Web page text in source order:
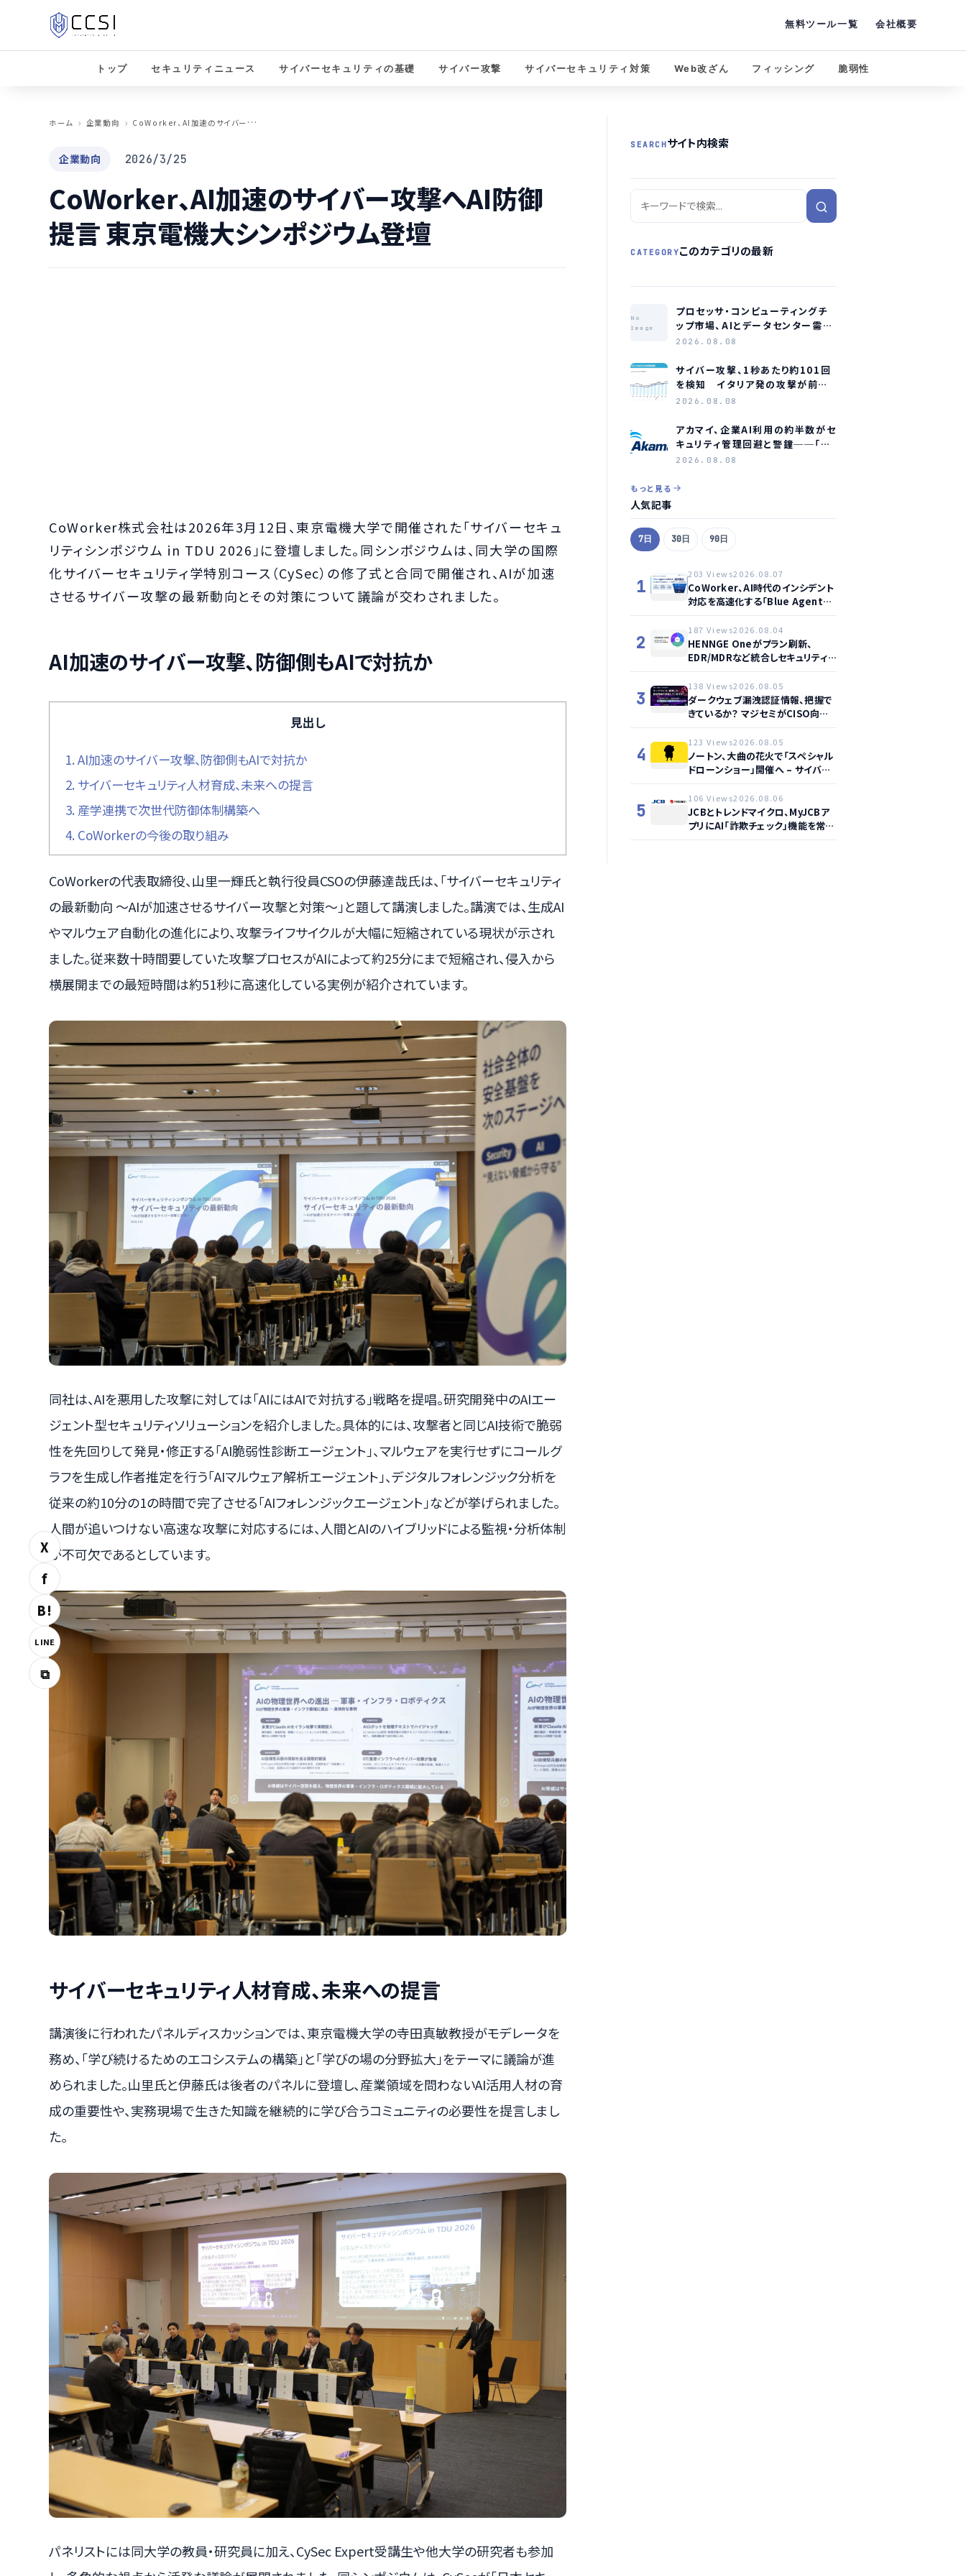
無料ツール一覧 会社概要
トップ セキュリティニュース サイバーセキュリティの基礎 サイバー攻撃 サイバーセキュリティ対策 Web改ざん フィッシング 脆弱性
ホーム
企業動向 C
oWorker、AI加速のサイバー攻撃へAI防御提言 東京電機大シンポジウム登壇
X
f
B!
LINE
⧉
企業動向 2026/3/25
CoWorker、AI加速のサイバー攻撃へAI防御
提言 東京電機大シンポジウム登壇
CoWorker株式会社は2026年3月12日、東京電機大学で開催された「サイバーセキュ
リティシンポジウム in TDU 2026」に登壇しました。同シンポジウムは、同大学の国際
化サイバーセキュリティ学特別コース（CySec）の修了式と合同で開催され、AIが加速
させるサイバー攻撃の最新動向とその対策について議論が交わされました。
AI加速のサイバー攻撃、防御側もAIで対抗か
見出し
1. AI加速のサイバー攻撃、防御側もAIで対抗か
2. サイバーセキュリティ人材育成、未来への提言
3. 産学連携で次世代防御体制構築へ
4. CoWorkerの今後の取り組み
CoWorkerの代表取締役、山里一輝氏と執行役員CSOの伊藤達哉氏は、「サイバーセキュリティ
の最新動向 〜AIが加速させるサイバー攻撃と対策〜」と題して講演しました。講演では、生成AI
やマルウェア自動化の進化により、攻撃ライフサイクルが大幅に短縮されている現状が示され
ました。従来数十時間要していた攻撃プロセスがAIによって約25分にまで短縮され、侵入から
横展開までの最短時間は約51秒に高速化している実例が紹介されています。
同社は、AIを悪用した攻撃に対しては「AIにはAIで対抗する」戦略を提唱。研究開発中のAIエー
ジェント型セキュリティソリューションを紹介しました。具体的には、攻撃者と同じAI技術で脆弱
性を先回りして発見・修正する「AI脆弱性診断エージェント」、マルウェアを実行せずにコールグ
ラフを生成し作者推定を行う「AIマルウェア解析エージェント」、デジタルフォレンジック分析を
従来の約10分の1の時間で完了させる「AIフォレンジックエージェント」などが挙げられました。
人間が追いつけない高速な攻撃に対応するには、人間とAIのハイブリッドによる監視・分析体制
が不可欠であるとしています。
サイバーセキュリティ人材育成、未来への提言
講演後に行われたパネルディスカッションでは、東京電機大学の寺田真敏教授がモデレータを
務め、「学び続けるためのエコシステムの構築」と「学びの場の分野拡大」をテーマに議論が進
められました。山里氏と伊藤氏は後者のパネルに登壇し、産業領域を問わないAI活用人材の育
成の重要性や、実務現場で生きた知識を継続的に学び合うコミュニティの必要性を提言しまし
た。
パネリストには同大学の教員・研究員に加え、CySec Expert受講生や他大学の研究者も参加
SEARCHサイト内検索
CATEGORYこのカテゴリの最新
No
Image
プロセッサ・コンピューティングチ
ップ市場、AIとデータセンター需要
に牽引され2035年に約1.1兆ドル
2026.08.08
サイバー攻撃、1秒あたり約101回
を検知 イタリア発の攻撃が前年
同期比約75倍に急増
2026.08.08
アカマイ、企業AI利用の約半数がセ
キュリティ管理回避と警鐘──「シ
ャドーAI」が新たな脅威に
2026.08.08
もっと見る
人気記事
7日 30日 90日
1
203 Views2026.08.07
CoWorker、AI時代のインシデント
対応を高速化する「Blue Agent
CoWork」を提供開始
2
187 Views2026.08.04
HENNGE Oneがプラン刷新、
EDR/MDRなど統合しセキュリティ
強化へ
3
138 Views2026.08.05
ダークウェブ漏洩認証情報、把握で
きているか？ マジセミがCISO向け
ウェビナー開催へ
4
123 Views2026.08.05
ノートン、大曲の花火で「スペシャル
ドローンショー」開催へ – サイバー
セーフティ啓発
5
106 Views2026.08.06
JCBとトレンドマイクロ、MyJCBア
プリにAI「詐欺チェック」機能を常設
し不正対策を強化